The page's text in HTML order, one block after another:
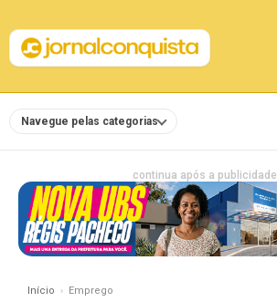
Navegue pelas categorias
continua após a publicidade
Início Emprego